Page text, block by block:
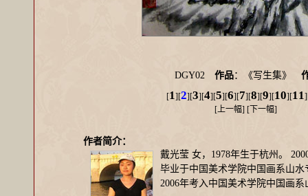
DGY02 作品：《写生集》
[1][2][3][4][5][6][7][8][9][10][11
[上一幅] [ 下一幅]
作者简介：
戴光莹 女，1978年生于杭州。
毕业于中国美术学院中国画系山
2006年考入中国美术学院中国画